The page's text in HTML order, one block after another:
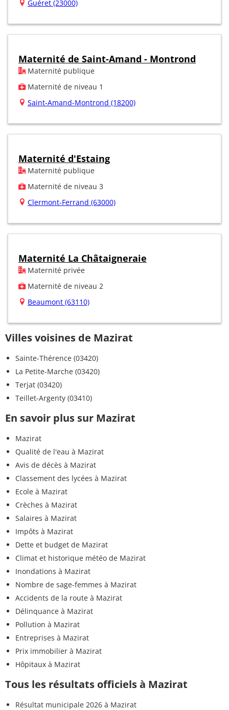
Guéret (23000)
Maternité de Saint-Amand - Montrond
Maternité publique
Maternité de niveau 1
Saint-Amand-Montrond (18200)
Maternité d'Estaing
Maternité publique
Maternité de niveau 3
Clermont-Ferrand (63000)
Maternité La Châtaigneraie
Maternité privée
Maternité de niveau 2
Beaumont (63110)
Villes voisines de Mazirat
Sainte-Thérence (03420)
La Petite-Marche (03420)
Terjat (03420)
Teillet-Argenty (03410)
En savoir plus sur Mazirat
Mazirat
Qualité de l'eau à Mazirat
Avis de décès à Mazirat
Classement des lycées à Mazirat
Ecole à Mazirat
Crèches à Mazirat
Salaires à Mazirat
Impôts à Mazirat
Dette et budget de Mazirat
Climat et historique météo de Mazirat
Inondations à Mazirat
Nombre de sage-femmes à Mazirat
Accidents de la route à Mazirat
Délinquance à Mazirat
Pollution à Mazirat
Entreprises à Mazirat
Prix immobilier à Mazirat
Hôpitaux à Mazirat
Tous les résultats officiels à Mazirat
Résultat municipale 2026 à Mazirat